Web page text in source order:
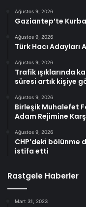
Ağustos 9, 2026
Gaziantep’te
Ağustos 9, 2026
Türk Hacı Adayları
Ağustos 9, 2026
Trafik ışıklarında
süresi artık kişiye
Ağustos 9, 2026
Birleşik Muhalefet
Adam Rejimine
Ağustos 9, 2026
CHP’deki bölünme
istifa etti
Rastgele Haberler
Mart 31, 2023